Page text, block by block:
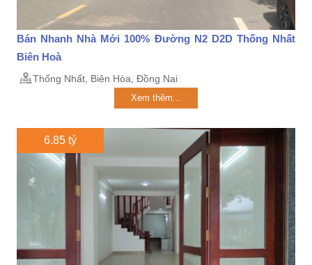
Bán Nhanh Nhà Mới 100% Đường N2 D2D Thống Nhất
Biên Hoà
Thống Nhất, Biên Hòa, Đồng Nai
Xem thêm...
6.85 tỷ